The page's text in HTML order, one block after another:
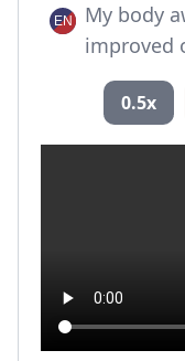
My body
improved
0.5x